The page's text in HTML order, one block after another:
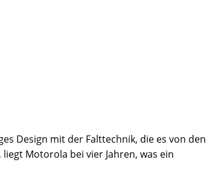
Design mit der Falttechnik, die es von den
Motorola bei vier Jahren, was ein